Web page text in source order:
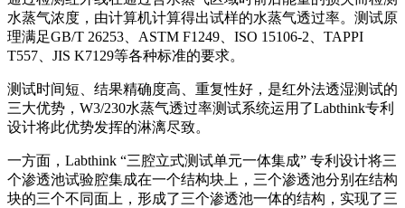
水蒸气浓度，由计算机计算得出试样的水蒸气透过率。测试原
理满足GB/T 26253、ASTM F1249、ISO 15106-2、TAPPI
T557、JIS K7129等各种标准的要求。
测试时间短、结果精确度高、重复性好，是红外法透湿测试的
三大优势，W3/230水蒸气透过率测试系统运用了Labthink专利
设计将此优势发挥的淋漓尽致。
一方面，Labthink “三腔立式测试单元一体集成” 专利设计将三
个渗透池试验腔集成在一个结构块上，三个渗透池分别在结构
块的三个不同面上，形成了三个渗透池一体的结构，实现了三